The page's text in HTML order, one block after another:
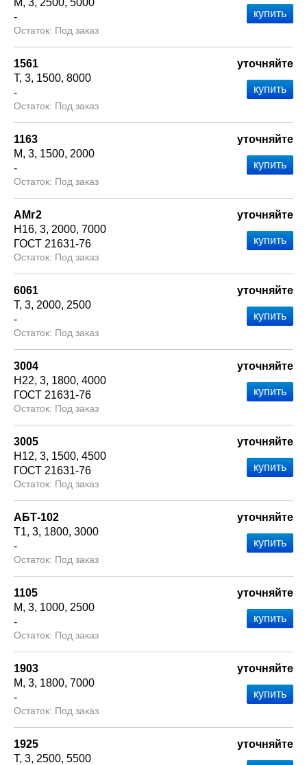
М 3 2500 5000
-
Под заказ
1561
Т 3 1500 8000
-
Под заказ
уточняйте
1163
М 3 1500 2000
-
Под заказ
уточняйте
АМг2
Н16 3 2000 7000
ГОСТ 21631-76
Под заказ
уточняйте
6061
Т 3 2000 2500
-
Под заказ
уточняйте
3004
Н22 3 1800 4000
ГОСТ 21631-76
Под заказ
уточняйте
3005
Н12 3 1500 4500
ГОСТ 21631-76
Под заказ
уточняйте
АБТ-102
Т1 3 1800 3000
-
Под заказ
уточняйте
1105
М 3 1000 2500
-
Под заказ
уточняйте
1903
М 3 1800 7000
-
Под заказ
уточняйте
1925
Т 3 2500 5500
уточняйте